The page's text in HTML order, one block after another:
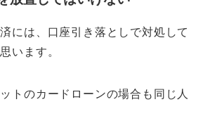
には、口座引き落としで対処して
います。
トのカードローンの場合も同じ人